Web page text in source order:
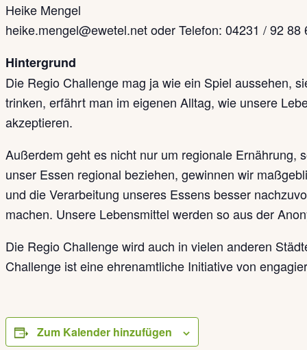
Heike Mengel
heike.mengel@ewetel.net oder Telefon: 04231 / 92 88
Hintergrund
Die Regio Challenge mag ja wie ein Spiel aussehen,
trinken, erfährt man im eigenen Alltag, wie unsere
akzeptieren.
Außerdem geht es nicht nur um regionale Ernährung,
unser Essen regional beziehen, gewinnen wir
und die Verarbeitung unseres Essens besser
machen. Unsere Lebensmittel werden so aus der
Die Regio Challenge wird auch in vielen anderen
Challenge ist eine ehrenamtliche Initiative von
Zum Kalender hinzufügen